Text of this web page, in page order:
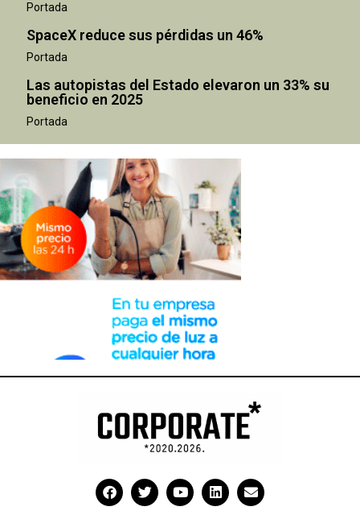
Portada
SpaceX reduce sus pérdidas un 46%
Portada
Las autopistas del Estado elevaron un 33% su
beneficio en 2025
Portada